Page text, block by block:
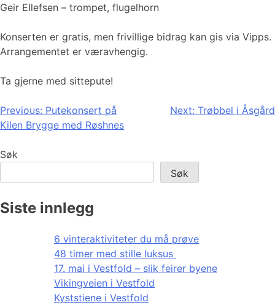
Geir Ellefsen – trompet, flugelhorn
Konserten er gratis, men frivillige bidrag kan gis via Vipps.
Arrangementet er væravhengig.
Ta gjerne med sittepute!
Innleggsnavigasjon
Previous: Putekonsert på
Kilen Brygge med Røshnes
Next: Trøbbel i Åsgård
Søk
Søk
Siste innlegg
6 vinteraktiviteter du må prøve
48 timer med stille luksus
17. mai i Vestfold – slik feirer byene
Vikingveien i Vestfold
Kyststiene i Vestfold